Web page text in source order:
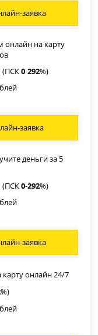
заявка
онлайн на карту
(ПСК0-292%)
заявка
деньги за 5
(ПСК0-292%)
заявка
онлайн 24/7
%)